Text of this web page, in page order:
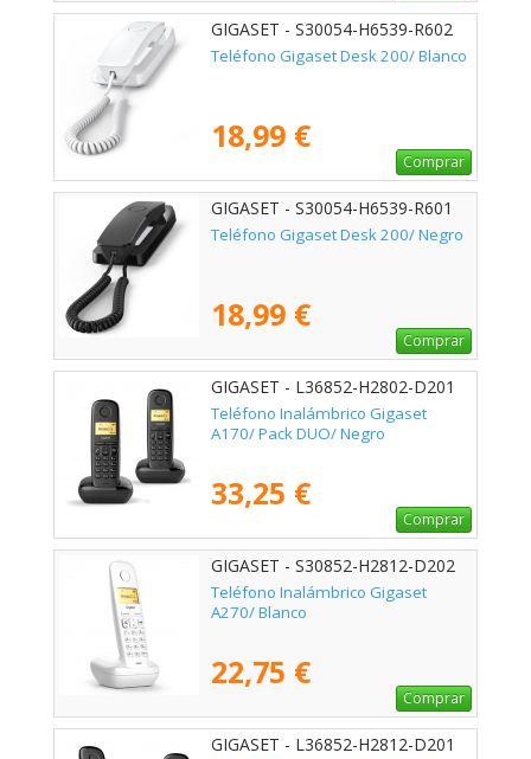
GIGASET - S30054-H6539-R602
Teléfono Gigaset Desk 200/ Blanco
18,99 €
Comprar
GIGASET - S30054-H6539-R601
Teléfono Gigaset Desk 200/ Negro
18,99 €
Comprar
GIGASET - L36852-H2802-D201
Teléfono Inalámbrico Gigaset
A170/ Pack DUO/ Negro
33,25 €
Comprar
GIGASET - S30852-H2812-D202
Teléfono Inalámbrico Gigaset
A270/ Blanco
22,75 €
Comprar
GIGASET - L36852-H2812-D201